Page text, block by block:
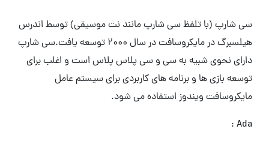
سی شارپ (با تلفظ سی شارپ مانند نت موسیقی) توسط اندرس
هیلسبرگ در مایکروسافت در سال 2000 توسعه یافت.سی شارپ
دارای نحوی شبیه به سی و سی پلاس پلاس است و اغلب برای
توسعه بازی ها و برنامه های کاربردی برای سیستم عامل
مایکروسافت ویندوز استفاده می شود.
Ada :